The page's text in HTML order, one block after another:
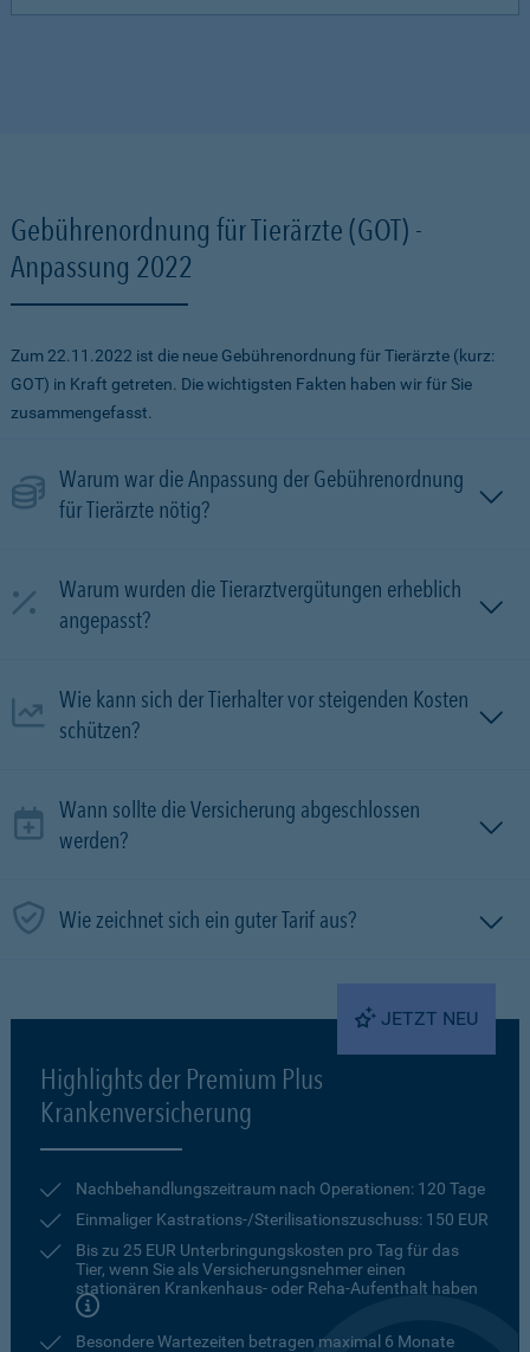
Gebührenordnung für Tierärzte (GOT) -
Anpassung 2022
Zum 22.11.2022 ist die neue Gebührenordnung für Tierärzte (kurz:
GOT) in Kraft getreten. Die wichtigsten Fakten haben wir für Sie
zusammengefasst.
Warum war die Anpassung der Gebührenordnung
für Tierärzte nötig?
Warum wurden die Tierarztvergütungen erheblich
angepasst?
Wie kann sich der Tierhalter vor steigenden Kosten
schützen?
Wann sollte die Versicherung abgeschlossen
werden?
Wie zeichnet sich ein guter Tarif aus?
JETZT NEU
Highlights der Premium Plus
Krankenversicherung
Nachbehandlungszeitraum nach Operationen: 120 Tage
Einmaliger Kastrations-/Sterilisationszuschuss: 150 EUR
Bis zu 25 EUR Unterbringungskosten pro Tag für das
Tier, wenn Sie als Versicherungsnehmer einen
stationären Krankenhaus- oder Reha-Aufenthalt haben
Besondere Wartezeiten betragen maximal 6 Monate